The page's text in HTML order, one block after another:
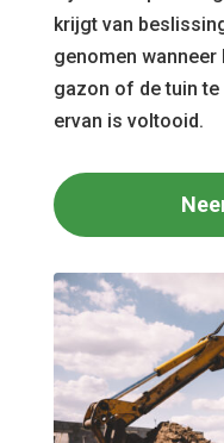
krijgt van
genomen
gazon of de tuin te
ervan is voltooid.